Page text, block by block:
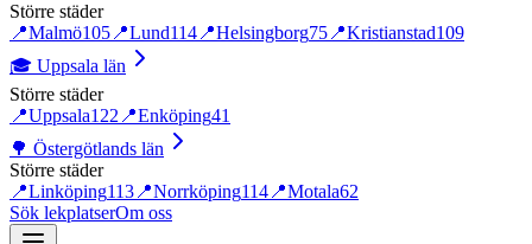
Större städer
📍Malmö105 📍Lund114 📍Helsingborg75 📍Kristianstad109
🎓 Uppsala län
Större städer
📍Uppsala122 📍Enköping41
🌳 Östergötlands län
Större städer
📍Linköping113 📍Norrköping114 📍Motala62
Sök lekplatserOm oss